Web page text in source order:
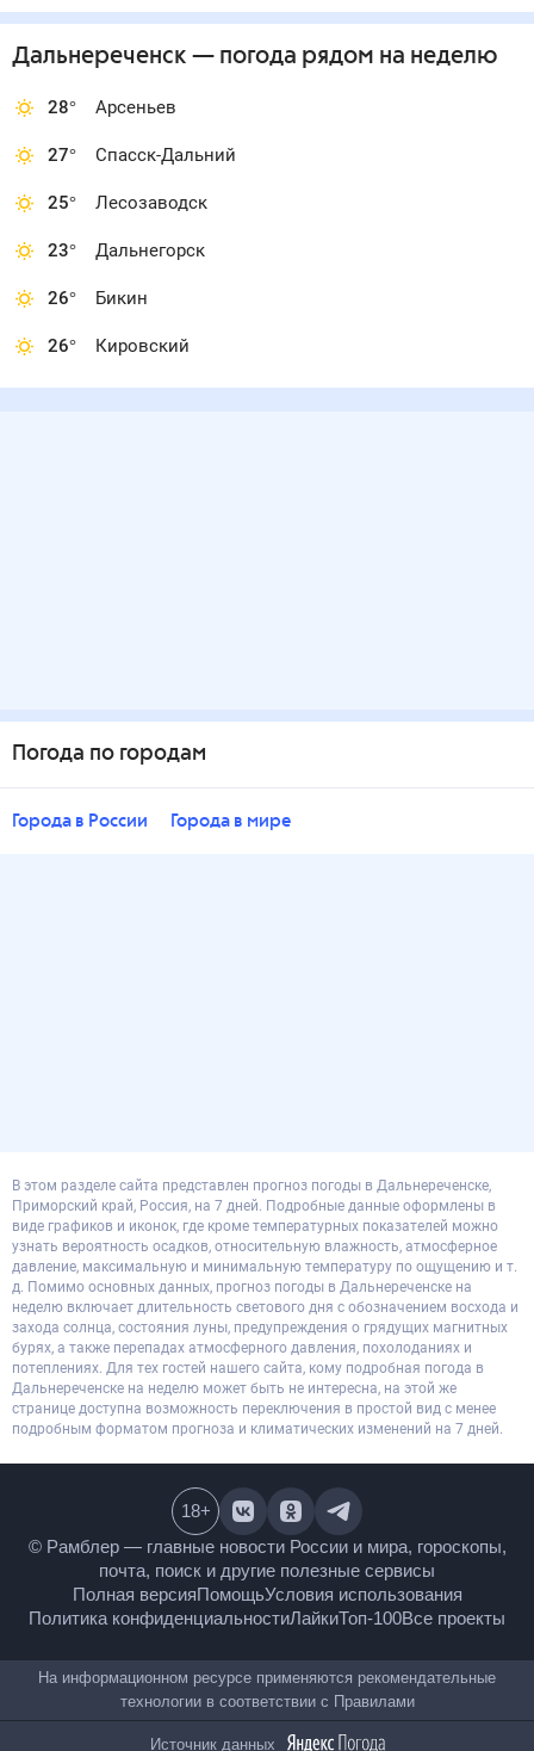
Дальнереченск — погода рядом на неделю
28° Арсеньев
27° Спасск-Дальний
25° Лесозаводск
23° Дальнегорск
26° Бикин
26° Кировский
Погода по городам
Города в России Города в мире
В этом разделе сайта представлен прогноз погоды в Дальнереченске,
Приморский край, Россия, на 7 дней. Подробные данные оформлены в
виде графиков и иконок, где кроме температурных показателей можно
узнать вероятность осадков, относительную влажность, атмосферное
давление, максимальную и минимальную температуру по ощущению и т.
д. Помимо основных данных, прогноз погоды в Дальнереченске на
неделю включает длительность светового дня с обозначением восхода и
захода солнца, состояния луны, предупреждения о грядущих магнитных
бурях, а также перепадах атмосферного давления, похолоданиях и
потеплениях. Для тех гостей нашего сайта, кому подробная погода в
Дальнереченске на неделю может быть не интересна, на этой же
странице доступна возможность переключения в простой вид с менее
подробным форматом прогноза и климатических изменений на 7 дней.
© Рамблер — главные новости России и мира,
гороскопы, почта, поиск и другие полезные сервисы
Полная версияПомощьУсловия использования
Политика конфиденциальностиЛайкиТоп-100
18+
На информационном ресурсе применяются
рекомендательные технологии в соответствии сПравилами